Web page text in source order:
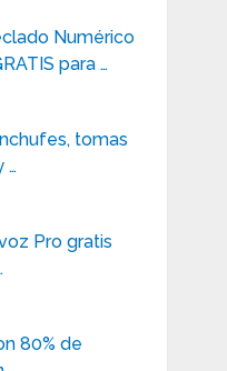
Numérico
para …
tomas
…
Pro gratis
80% de